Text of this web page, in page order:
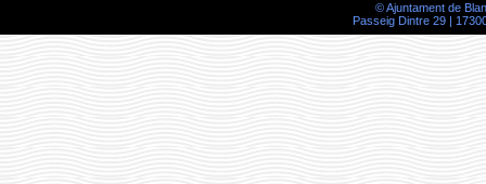
© Ajuntament de
Passeig Dintre 29 |